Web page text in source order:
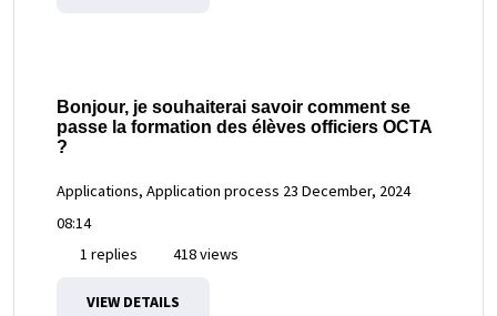
Bonjour, je souhaiterai savoir comment se
passe la formation des élèves officiers OCTA
?
Applications, Application process 23 December, 2024
08:14
1 replies
418 views
VIEW DETAILS